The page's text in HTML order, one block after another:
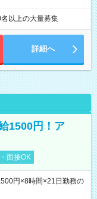
以上の大量募集
詳細へ
1500円！ア
面接OK
円×8時間×21日勤務の